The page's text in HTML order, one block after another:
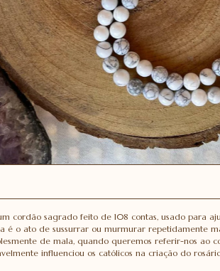
um cordão sagrado feito de 108 contas, usado
é o ato de sussurrar ou murmurar repetidamente
de mala, quando queremos referir-nos ao
influenciou os católicos na criação do